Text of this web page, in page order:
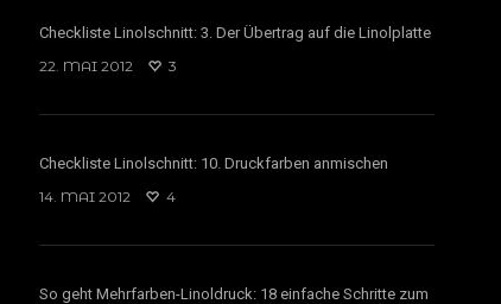
Checkliste Linolschnitt: 3. Der Übertrag auf die Linolplatte
22. MAI 2012
3
Checkliste Linolschnitt: 10. Druckfarben anmischen
14. MAI 2012
4
So geht Mehrfarben-Linoldruck: 18 einfache Schritte zum